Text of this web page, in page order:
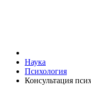
Наука
Психология
Консультация